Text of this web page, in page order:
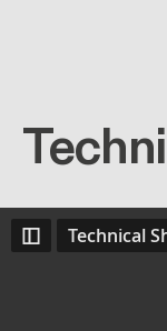
Technical